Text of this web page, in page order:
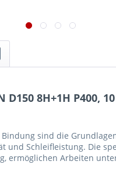
D150 8H+1H P400,
sind die
und Schleifleistung. Die
ermöglichen Arbeiten